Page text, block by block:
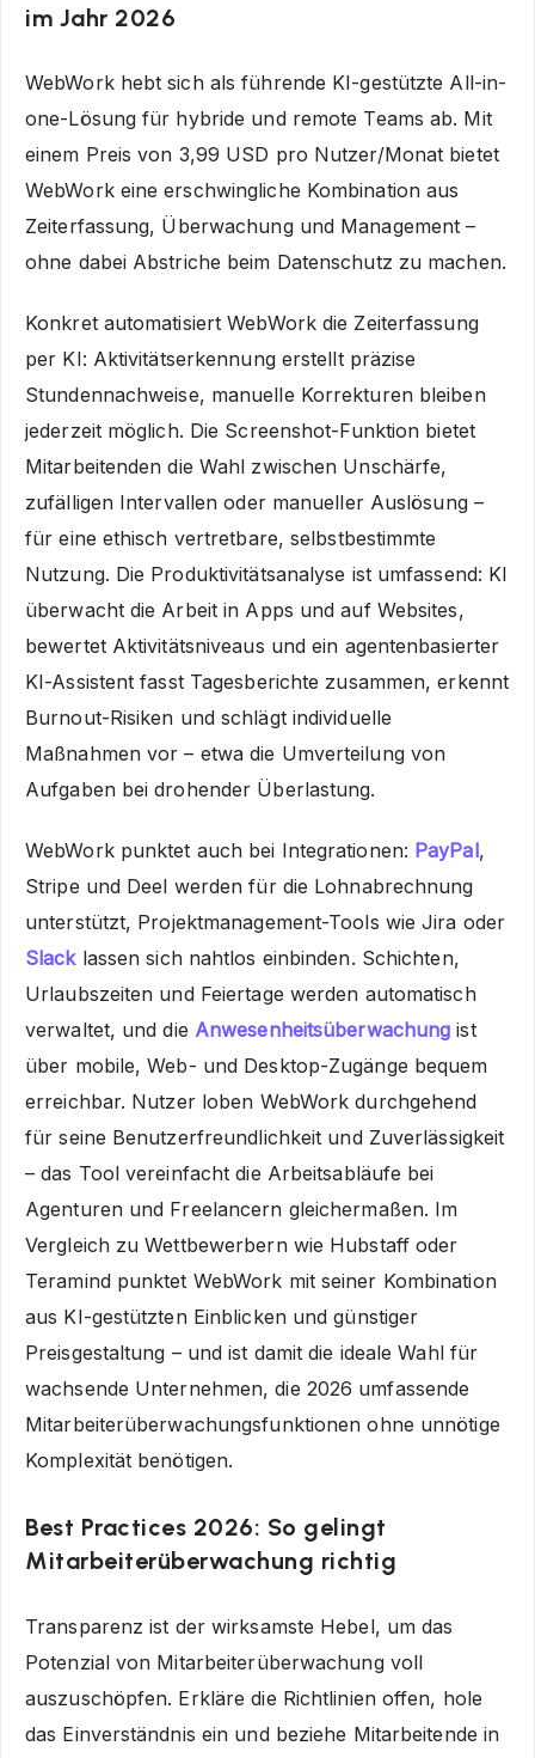
im Jahr 2026
WebWork hebt sich als führende KI-gestützte All-in-
one-Lösung für hybride und remote Teams ab. Mit
einem Preis von 3,99 USD pro Nutzer/Monat bietet
WebWork eine erschwingliche Kombination aus
Zeiterfassung, Überwachung und Management –
ohne dabei Abstriche beim Datenschutz zu machen.
Konkret automatisiert WebWork die Zeiterfassung
per KI: Aktivitätserkennung erstellt präzise
Stundennachweise, manuelle Korrekturen bleiben
jederzeit möglich. Die Screenshot-Funktion bietet
Mitarbeitenden die Wahl zwischen Unschärfe,
zufälligen Intervallen oder manueller Auslösung –
für eine ethisch vertretbare, selbstbestimmte
Nutzung. Die Produktivitätsanalyse ist umfassend: KI
überwacht die Arbeit in Apps und auf Websites,
bewertet Aktivitätsniveaus und ein agentenbasierter
KI-Assistent fasst Tagesberichte zusammen, erkennt
Burnout-Risiken und schlägt individuelle
Maßnahmen vor – etwa die Umverteilung von
Aufgaben bei drohender Überlastung.
WebWork punktet auch bei Integrationen: PayPal,
Stripe und Deel werden für die Lohnabrechnung
unterstützt, Projektmanagement-Tools wie Jira oder
Slacklassen sich nahtlos einbinden. Schichten,
Urlaubszeiten und Feiertage werden automatisch
verwaltet, und die Anwesenheitsüberwachung ist
über mobile, Web- und Desktop-Zugänge bequem
erreichbar. Nutzer loben WebWork durchgehend
für seine Benutzerfreundlichkeit und Zuverlässigkeit
– das Tool vereinfacht die Arbeitsabläufe bei
Agenturen und Freelancern gleichermaßen. Im
Vergleich zu Wettbewerbern wie Hubstaff oder
Teramind punktet WebWork mit seiner Kombination
aus KI-gestützten Einblicken und günstiger
Preisgestaltung – und ist damit die ideale Wahl für
wachsende Unternehmen, die 2026 umfassende
Mitarbeiterüberwachungsfunktionen ohne unnötige
Komplexität benötigen.
Best Practices 2026: So gelingt
Mitarbeiterüberwachung richtig
Transparenz ist der wirksamste Hebel, um das
Potenzial von Mitarbeiterüberwachung voll
auszuschöpfen. Erkläre die Richtlinien offen, hole
das Einverständnis ein und beziehe Mitarbeitende in